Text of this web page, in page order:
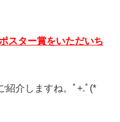
スター賞をいただいち
紹介しますね。ﾟ+.ﾟ(*